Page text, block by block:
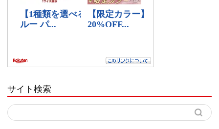
サイト検索